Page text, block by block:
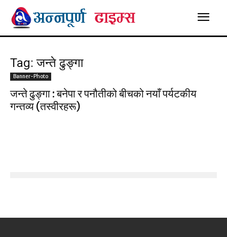
Tag: जन्ते ढुङ्गा
Banner-Photo
जन्ते ढुङ्गा : बनेपा र पनौतीको बीचको नयाँ पर्यटकीय
गन्तव्य (तस्वीरहरू)